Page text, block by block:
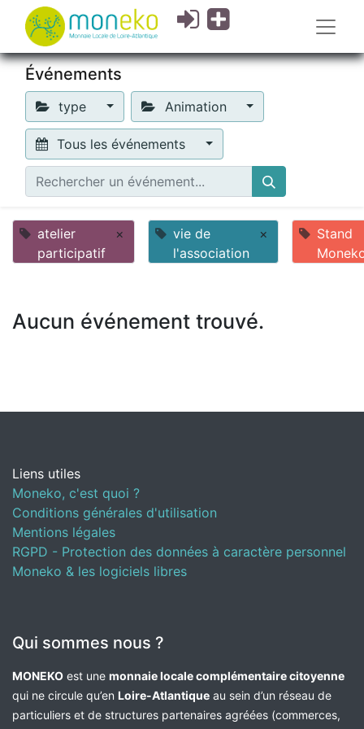
Événements
type Animation
Tous les événements
atelier
participatif
×
vie de
l'association
×
Stand
Aucun événement trouvé.
Liens utiles
Moneko, c'est quoi ?
Conditions générales d'utilisation
Mentions légales
RGPD - Protection des données à caractère personnel
Moneko & les logiciels libres
Qui sommes nous ?
MONEKO est une monnaie locale complémentaire citoyenne
qui ne circule qu’en Loire-Atlantique au sein d’un réseau de
particuliers et de structures partenaires agréées (commerces,